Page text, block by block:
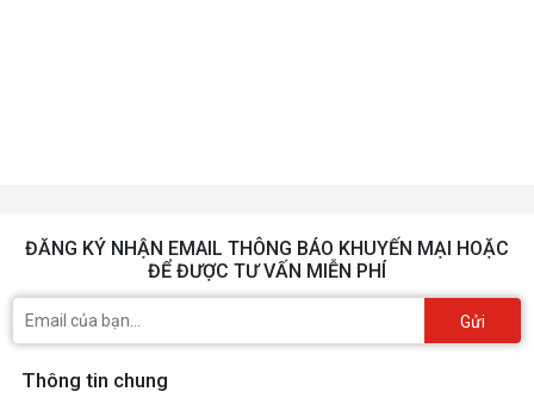
ĐĂNG KÝ NHẬN EMAIL THÔNG BÁO KHUYẾN MẠI HOẶC
ĐỂ ĐƯỢC TƯ VẤN MIỄN PHÍ
Gửi
Thông tin chung